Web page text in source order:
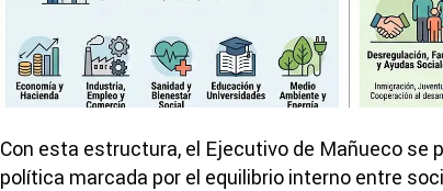
Con esta estructura, el Ejecutivo de Mañueco se
política marcada por el equilibrio interno entre